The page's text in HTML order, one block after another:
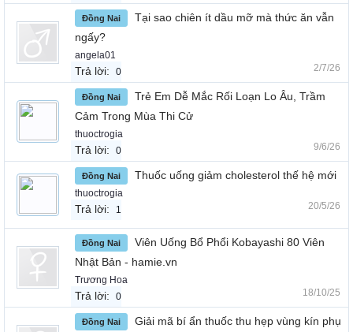
Đồng Nai
Tại sao chiên ít dầu mỡ mà thức ăn vẫn
ngấy?
angela01
Trả lời: 0 2/7/26
Đồng Nai
Trẻ Em Dễ Mắc Rối Loạn Lo Âu, Trầm
Cảm Trong Mùa Thi Cử
thuoctrogia
Trả lời: 0 9/6/26
Đồng Nai Thuốc uống giảm cholesterol thế hệ mới
thuoctrogia
Trả lời: 1 20/5/26
Đồng Nai
Viên Uống Bổ Phổi Kobayashi 80 Viên
Nhật Bản - hamie.vn
Trương Hoa
Trả lời: 0 18/10/25
Đồng Nai
Giải mã bí ẩn thuốc thu hẹp vùng kín phụ